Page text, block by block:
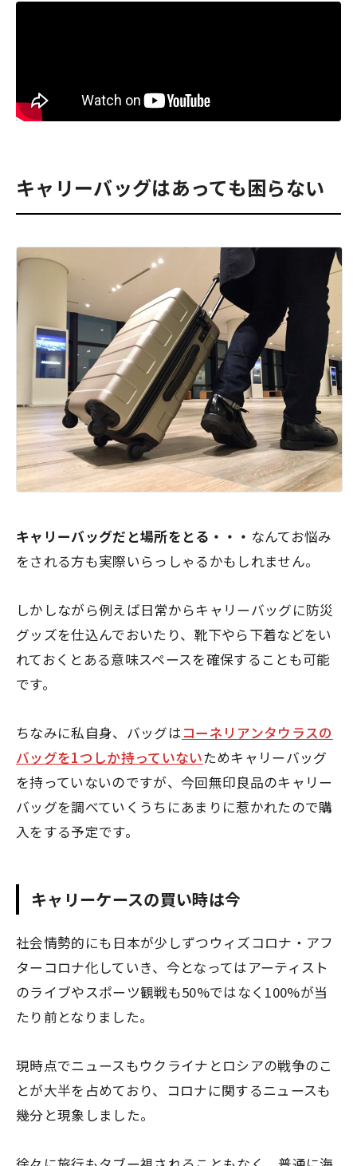
キャリーバッグはあっても困らない
キャリーバッグだと場所をとる・・・ なんてお悩み
をされる方も実際いらっしゃるかもしれません。
しかしながら例えば日常からキャリーバッグに防災
グッズを仕込んでおいたり、靴下やら下着などをい
れておくとある意味スペースを確保することも可能
です。
ちなみに私自身、バッグはコーネリアンタウラスの
バッグを1つしか持っていないためキャリーバッグ
を持っていないのですが、今回無印良品のキャリー
バッグを調べていくうちにあまりに惹かれたので購
入をする予定です。
キャリーケースの買い時は今
社会情勢的にも日本が少しずつウィズコロナ・アフ
ターコロナ化していき、今となってはアーティスト
のライブやスポーツ観戦も50%ではなく100%が当
たり前となりました。
現時点でニュースもウクライナとロシアの戦争のこ
とが大半を占めており、コロナに関するニュースも
幾分と現象しました。